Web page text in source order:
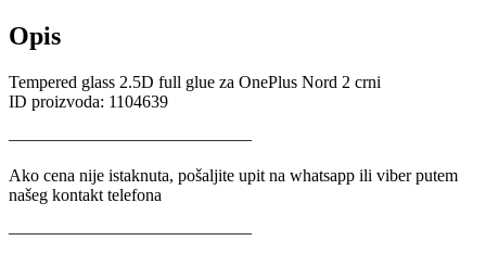
Opis
Tempered glass 2.5D full glue za OnePlus Nord 2 crni
ID proizvoda: 1104639
——————————————
Ako cena nije istaknuta, pošaljite upit na whatsapp ili viber putem
našeg kontakt telefona
——————————————